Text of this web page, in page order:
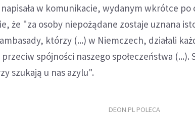
w komunikacie, wydanym wkrótce
że "za osoby niepożądane zostaje uznana
którzy (...) w Niemczech, działali
spójności naszego społeczeństwa
szukają u nas azylu".
DEON.PL POLECA